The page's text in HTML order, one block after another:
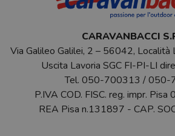
CARAVANBACCI
Via Galileo Galilei, 2 – 56042, Località
Uscita Lavoria SGC FI-PI-LI
Tel. 050-700313 /050-
P.IVA COD. FISC. reg. impr.
REA Pisa n.131897 - CAP.